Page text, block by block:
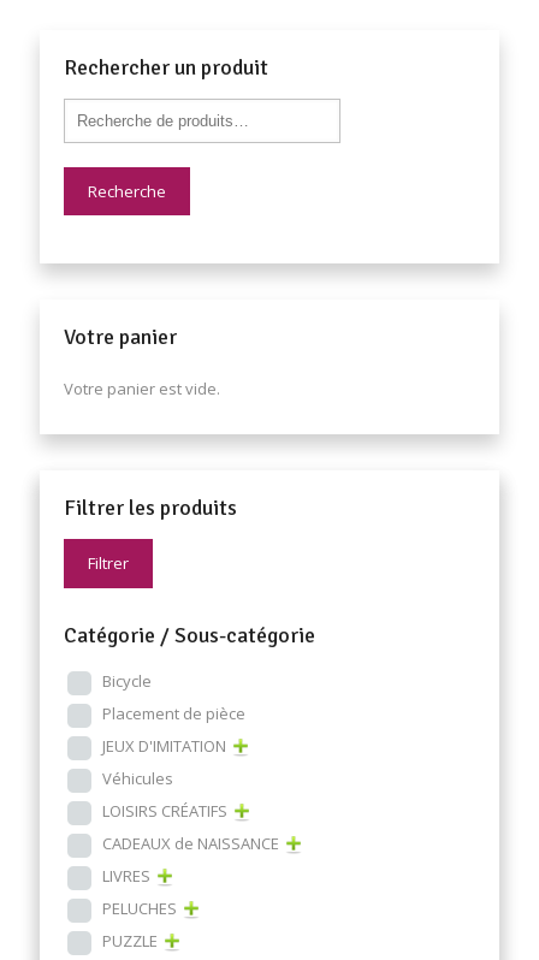
Rechercher un produit
Recherche
Votre panier
Votre panier est vide.
Filtrer les produits
Filtrer
Catégorie / Sous-catégorie
Bicycle
Placement de pièce
JEUX D'IMITATION
Véhicules
LOISIRS CRÉATIFS
CADEAUX de NAISSANCE
LIVRES
PELUCHES
PUZZLE